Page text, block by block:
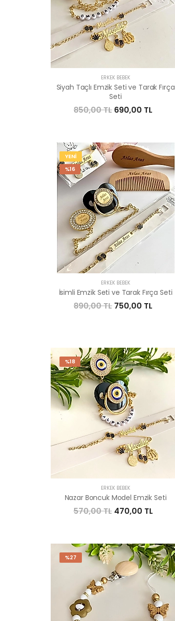
ERKEK BEBEK
Siyah Taçlı Emzik Seti ve Tarak Fırça
Seti
850,00 TL 690,00 TL
YENİ
%16
ERKEK BEBEK
İsimli Emzik Seti ve Tarak Fırça Seti
890,00 TL 750,00 TL
%18
ERKEK BEBEK
Nazar Boncuk Model Emzik Seti
570,00 TL 470,00 TL
%27